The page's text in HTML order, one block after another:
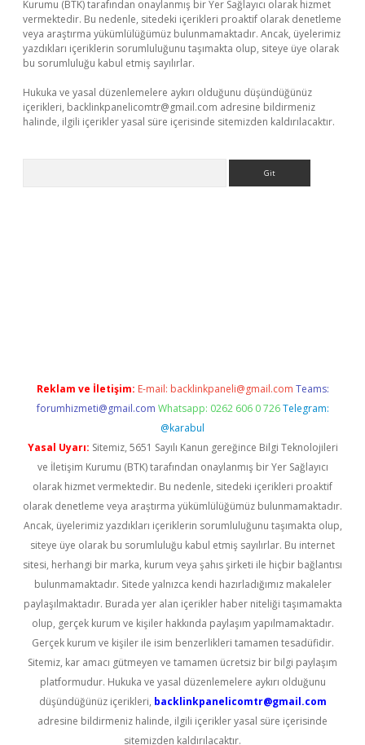
Kurumu (BTK) tarafından onaylanmış bir Yer Sağlayıcı olarak hizmet
vermektedir. Bu nedenle, sitedeki içerikleri proaktif olarak denetleme
veya araştırma yükümlülüğümüz bulunmamaktadır. Ancak, üyelerimiz
yazdıkları içeriklerin sorumluluğunu taşımakta olup, siteye üye olarak
bu sorumluluğu kabul etmiş sayılırlar.
Hukuka ve yasal düzenlemelere aykırı olduğunu düşündüğünüz
içerikleri, backlinkpanelicomtr@gmail.com adresine bildirmeniz
halinde, ilgili içerikler yasal süre içerisinde sitemizden kaldırılacaktır.
Reklam ve İletişim: E-mail: backlinkpaneli@gmail.com Teams:
forumhizmeti@gmail.com Whatsapp: 0262 606 0 726 Telegram:
@karabul
Yasal Uyarı: Sitemiz, 5651 Sayılı Kanun gereğince Bilgi Teknolojileri
ve İletişim Kurumu (BTK) tarafından onaylanmış bir Yer Sağlayıcı
olarak hizmet vermektedir. Bu nedenle, sitedeki içerikleri proaktif
olarak denetleme veya araştırma yükümlülüğümüz bulunmamaktadır.
Ancak, üyelerimiz yazdıkları içeriklerin sorumluluğunu taşımakta olup,
siteye üye olarak bu sorumluluğu kabul etmiş sayılırlar. Bu internet
sitesi, herhangi bir marka, kurum veya şahıs şirketi ile hiçbir bağlantısı
bulunmamaktadır. Sitede yalnızca kendi hazırladığımız makaleler
paylaşılmaktadır. Burada yer alan içerikler haber niteliği taşımamakta
olup, gerçek kurum ve kişiler hakkında paylaşım yapılmamaktadır.
Gerçek kurum ve kişiler ile isim benzerlikleri tamamen tesadüfidir.
Sitemiz, kar amacı gütmeyen ve tamamen ücretsiz bir bilgi paylaşım
platformudur. Hukuka ve yasal düzenlemelere aykırı olduğunu
düşündüğünüz içerikleri, backlinkpanelicomtr@gmail.com
adresine bildirmeniz halinde, ilgili içerikler yasal süre içerisinde
sitemizden kaldırılacaktır.